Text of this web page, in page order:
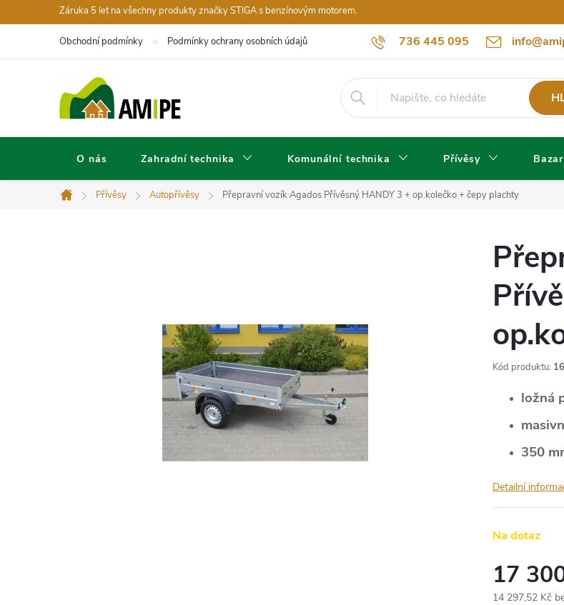
na
Záruka 5 let na všechny produkty značky STIGA s benzínovým motorem.
736 445 095
Obchodní podmínky Podmínky ochrany osobních údajů
O nás Zahradní technika Komunální technika Přívěsy Bazar
Domů
Přívěsy Autopřívěsy Přepravní vozík Agados Přívěsný HANDY 3 + op.kolečko + čepy plachty
Kód produktu:
ložná
350
Detailní
Na dotaz
17
14 297,52 Kč